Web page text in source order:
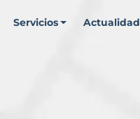
Servicios Actualidad